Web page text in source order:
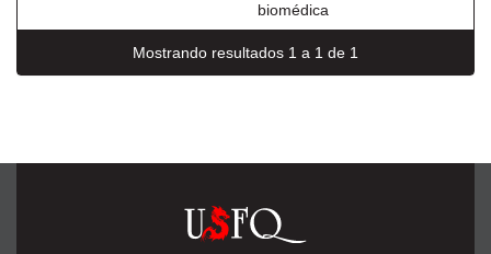
biomédica
Mostrando resultados 1 a 1 de 1